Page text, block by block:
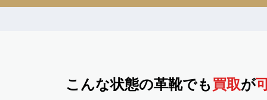
こんな状態の革靴でも買取が